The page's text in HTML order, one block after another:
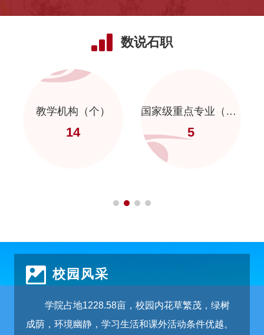
数说石职
教学机构（个）
14
国家级重点专业（个）
5
校园风采
学院占地1228.58亩，校园内花草繁茂，绿树
成荫，环境幽静，学习生活和课外活动条件优越。